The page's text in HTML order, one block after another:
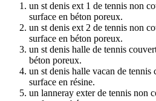
un st denis ext 1 de tennis non
surface en béton poreux.
un st denis ext 2 de tennis non
surface en béton poreux.
un st denis halle de tennis
béton poreux.
un st denis halle vacan de tennis
surface en résine.
un lanneray exter de tennis non